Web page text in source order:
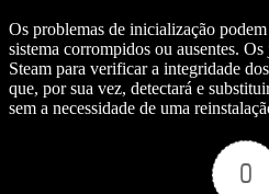
Os problemas de inicialização
sistema corrompidos ou ausentes.
Steam para verificar a integridade
que, por sua vez, detectará e
sem a necessidade de uma
0